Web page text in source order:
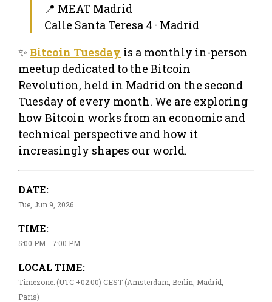
📍 MEAT Madrid
Calle Santa Teresa 4 · Madrid
✨ Bitcoin Tuesday is a monthly in-person
meetup dedicated to the Bitcoin
Revolution, held in Madrid on the second
Tuesday of every month. We are exploring
how Bitcoin works from an economic and
technical perspective and how it
increasingly shapes our world.
DATE:
Tue, Jun 9, 2026
TIME:
5:00 PM - 7:00 PM
LOCAL TIME:
Timezone: (UTC +02:00) CEST (Amsterdam, Berlin, Madrid,
Paris)